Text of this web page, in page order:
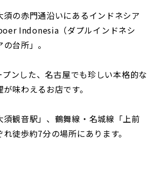
須の赤門通沿いにあるインドネシア
Indonesia（ダプルインドネシ
台所」。
ンした、名古屋でも珍しい本格的な
味わえるお店です。
須観音駅」、鶴舞線・名城線「上前
徒歩約7分の場所にあります。